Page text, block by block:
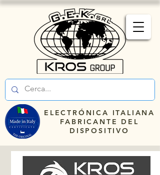
ELECTRÓNICA ITALIANA
FABRICANTE DEL
DISPOSITIVO